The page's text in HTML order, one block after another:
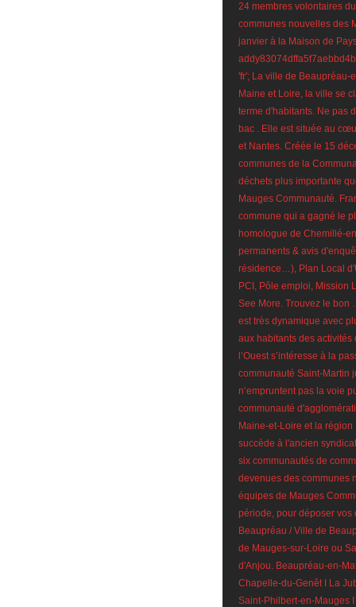
24 membres volontaires
communes nouvelles des
janvier à la Maison de
'fr'; La ville de Beaupréau-
Maine et Loire, la ville se
terme d'habitants. Ne pas
bac . Elle est située au
et Nantes. Créée le 15
communes de la
déchets plus importante
Mauges Communauté.
commune qui a gagné le
homologue de Chemillé-
permanents & avis
résidence…), Plan Local
PCI, Pôle emploi, Mission
See More. Trouvez le bon
est très dynamique avec
aux habitants des activités
l’Ouest s’intéresse à la
communauté Saint-Martin
n’empruntent pas la voie
communauté
Maine-et-Loire et la
succède à l'ancien
six communautés de
devenues des communes
équipes de Mauges
période, pour déposer vos
Beaupréau / Ville de
de Mauges-sur-Loire ou
d'Anjou. Beaupréau-en-
Chapelle-du-Genêt I La
Saint-Philbert-en-Mauges